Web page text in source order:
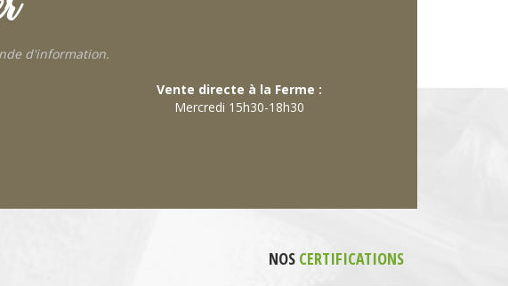
d'information.
Vente directe à la Ferme :
Mercredi 15h30-18h30
NOS CERTIFICATIONS